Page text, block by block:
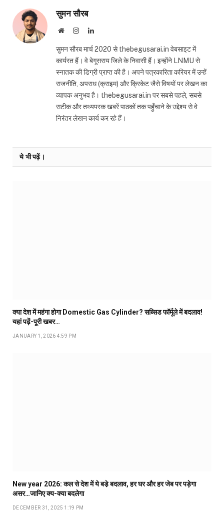
सुमन सौरब
WebsiteInstagramLinkedIn
सुमन सौरब मार्च 2020 से thebegusarai.in वेबसाइट में
कार्यरत हैं। वे बेगूसराय जिले के निवासी हैं। इन्होंने LNMU से
स्नातक की डिग्री प्राप्त की है। अपने पत्रकारिता करियर में उन्हें
राजनीति, अपराध (क्राइम) और क्रिकेट जैसे विषयों पर लेखन का
व्यापक अनुभव है। thebegusarai.in पर सबसे पहले, सबसे
सटीक और तथ्यपरक खबरें पाठकों तक पहुँचाने के उद्देश्य से वे
निरंतर लेखन कार्य कर रहे हैं।
ये भी पढ़ें।
क्या देश में महंगा होगा Domestic Gas Cylinder? सब्सिड फॉर्मूले में बदलाव!
यहां पढ़ें-पूरी खबर…
JANUARY 1, 2026 4:59 PM
New year 2026: कल से देश में ये बडे़ बदलाव, हर घर और हर जेब पर पड़ेगा
असर…जानिए क्य-क्या बदलेगा
DECEMBER 31, 2025 1:19 PM